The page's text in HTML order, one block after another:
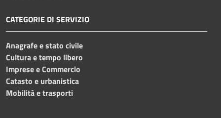
CATEGORIE DI SERVIZIO
Anagrafe e stato civile
Cultura e tempo libero
Imprese e Commercio
Catasto e urbanistica
Mobilità e trasporti